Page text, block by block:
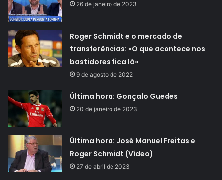
26 de janeiro de 2023
Roger Schmidt e o mercado de
transferências: «O que acontece nos
bastidores fica lá»
9 de agosto de 2022
Última hora: Gonçalo Guedes
20 de janeiro de 2023
Última hora: José Manuel Freitas e
Roger Schmidt (Vídeo)
27 de abril de 2023